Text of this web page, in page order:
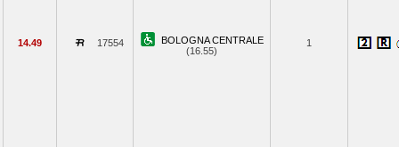
14.49 17554
BOLOGNA CENTRALE
(16.55)
1